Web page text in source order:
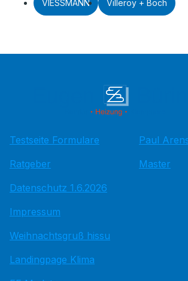
VIESSMANN Villeroy + Boch
Testseite Formulare
Ratgeber
Datenschutz 1.6.2026
Impressum
Weihnachtsgruß hissu
Landingpage Klima
Paul
Master